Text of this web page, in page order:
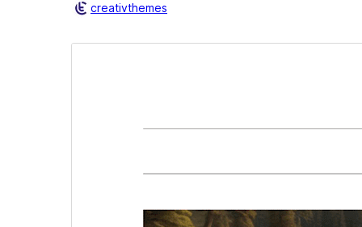
creativthemes